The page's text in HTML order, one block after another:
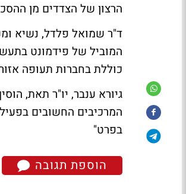
הרצון של הצדדים מן
ד"ר שמואל פלדל, נשיא
המוביל של פידמונט
כוללת בחברות תעופה
גיורא ענבר, יו"ר תאת,
המרכיבים החשובים
בפרט"
הוספת תגובה